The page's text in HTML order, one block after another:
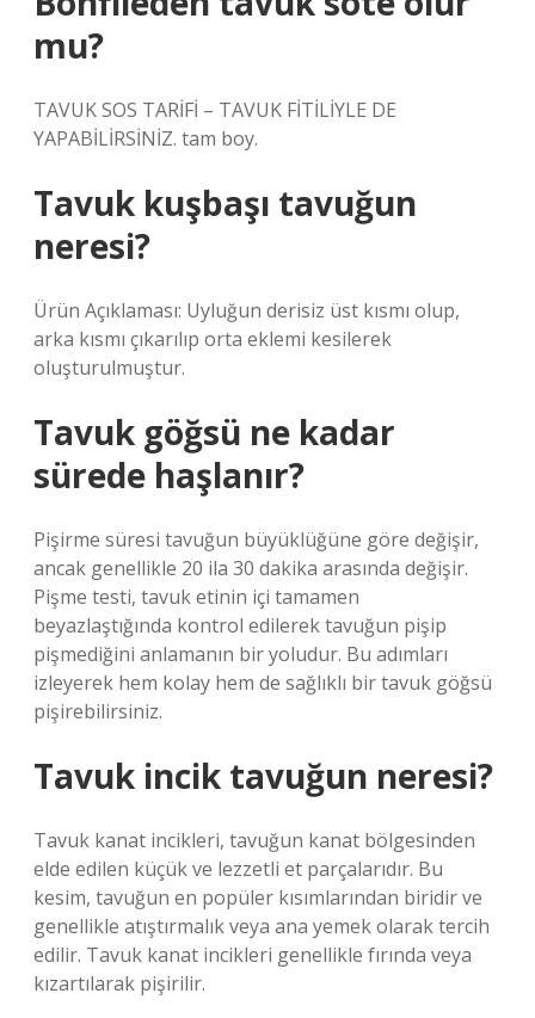
mu?
TAVUK SOS TARİFİ – TAVUK FİTİLİYLE DE
YAPABİLİRSİNİZ. tam boy.
Tavuk kuşbaşı tavuğun
neresi?
Ürün Açıklaması: Uyluğun derisiz üst kısmı olup,
arka kısmı çıkarılıp orta eklemi kesilerek
oluşturulmuştur.
Tavuk göğsü ne kadar
sürede haşlanır?
Pişirme süresi tavuğun büyüklüğüne göre değişir,
ancak genellikle 20 ila 30 dakika arasında değişir.
Pişme testi, tavuk etinin içi tamamen
beyazlaştığında kontrol edilerek tavuğun pişip
pişmediğini anlamanın bir yoludur. Bu adımları
izleyerek hem kolay hem de sağlıklı bir tavuk göğsü
pişirebilirsiniz.
Tavuk incik tavuğun neresi?
Tavuk kanat incikleri, tavuğun kanat bölgesinden
elde edilen küçük ve lezzetli et parçalarıdır. Bu
kesim, tavuğun en popüler kısımlarından biridir ve
genellikle atıştırmalık veya ana yemek olarak tercih
edilir. Tavuk kanat incikleri genellikle fırında veya
kızartılarak pişirilir.